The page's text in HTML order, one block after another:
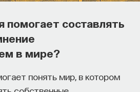
помогает составлять
в мире?
понять мир, в котором